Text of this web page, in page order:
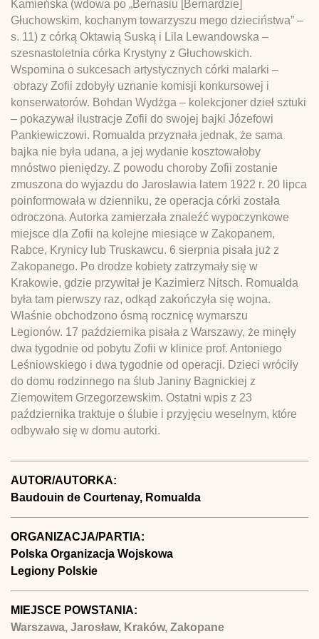
Kamieńska (wdowa po „Bernasiu [Bernardzie]
Głuchowskim, kochanym towarzyszu mego dzieciństwa” –
s. 11) z córką Oktawią Suską i Lila Lewandowska –
szesnastoletnia córka Krystyny z Głuchowskich.
Wspomina o sukcesach artystycznych córki malarki –
obrazy Zofii zdobyły uznanie komisji konkursowej i
konserwatorów. Bohdan Wydżga – kolekcjoner dzieł sztuki
– pokazywał ilustracje Zofii do swojej bajki Józefowi
Pankiewiczowi. Romualda przyznała jednak, że sama
bajka nie była udana, a jej wydanie kosztowałoby
mnóstwo pieniędzy. Z powodu choroby Zofii zostanie
zmuszona do wyjazdu do Jarosławia latem 1922 r. 20 lipca
poinformowała w dzienniku, że operacja córki została
odroczona. Autorka zamierzała znaleźć wypoczynkowe
miejsce dla Zofii na kolejne miesiące w Zakopanem,
Rabce, Krynicy lub Truskawcu. 6 sierpnia pisała już z
Zakopanego. Po drodze kobiety zatrzymały się w
Krakowie, gdzie przywitał je Kazimierz Nitsch. Romualda
była tam pierwszy raz, odkąd zakończyła się wojna.
Właśnie obchodzono ósmą rocznicę wymarszu
Legionów. 17 października pisała z Warszawy, że minęły
dwa tygodnie od pobytu Zofii w klinice prof. Antoniego
Leśniowskiego i dwa tygodnie od operacji. Dzieci wróciły
do domu rodzinnego na ślub Janiny Bagnickiej z
Ziemowitem Grzegorzewskim. Ostatni wpis z 23
października traktuje o ślubie i przyjęciu weselnym, które
odbywało się w domu autorki.
AUTOR/AUTORKA:
Baudouin de Courtenay, Romualda
ORGANIZACJA/PARTIA:
Polska Organizacja Wojskowa
Legiony Polskie
MIEJSCE POWSTANIA:
Warszawa, Jarosław, Kraków, Zakopane